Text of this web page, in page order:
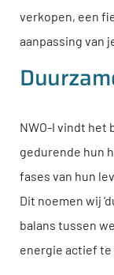
verkopen, een
aanpassing van
NWO-I vindt het
gedurende hun
fases van hun
Dit noemen wij
balans tussen
energie actief te